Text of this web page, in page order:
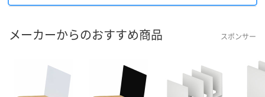
メーカーからのおすすめ商品 スポンサー